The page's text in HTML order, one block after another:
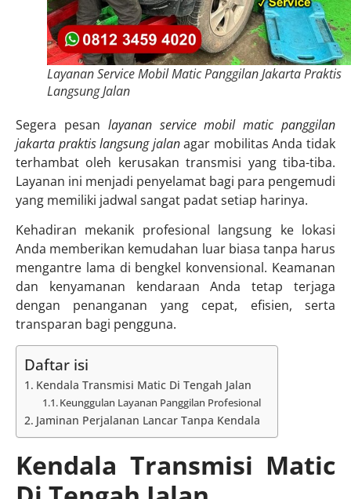
Layanan Service Mobil Matic Panggilan Jakarta Praktis
Langsung Jalan
Segera pesan layanan service mobil matic panggilan
jakarta praktis langsung jalanagar mobilitas Anda tidak
terhambat oleh kerusakan transmisi yang tiba-tiba.
Layanan ini menjadi penyelamat bagi para pengemudi
yang memiliki jadwal sangat padat setiap harinya.
Kehadiran mekanik profesional langsung ke lokasi
Anda memberikan kemudahan luar biasa tanpa harus
mengantre lama di bengkel konvensional. Keamanan
dan kenyamanan kendaraan Anda tetap terjaga
dengan penanganan yang cepat, efisien, serta
transparan bagi pengguna.
Daftar isi
Kendala Transmisi Matic Di Tengah Jalan
Keunggulan Layanan Panggilan Profesional
Jaminan Perjalanan Lancar Tanpa Kendala
Kendala Transmisi Matic